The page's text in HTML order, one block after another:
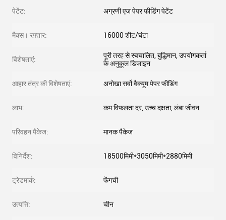
पेटेंट: अग्रणी एज पेपर फीडिंग पेटेंट
मैक्स। रफ़्तार: 16000 शीट/घंटा
विशेषताएं:
पूरी तरह से स्वचालित, बुद्धिमान, उपयोगकर्ता
के अनुकूल डिजाइन
आहार तंत्र की विशेषताएं: अनोखा सर्वो वैक्यूम पेपर फीडिंग
लाभ: कम विफलता दर, उच्च दक्षता, लंबा जीवन
परिवहन पैकेज: मानक पैकेज
विनिर्देश: 18500मिमी*3050मिमी*2880मिमी
ट्रेडमार्क: फेंगची
उत्पत्ति: चीन